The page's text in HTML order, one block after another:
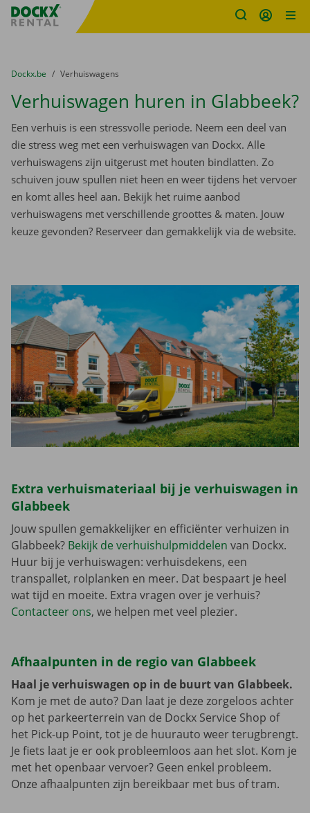
Fratello DEMO
U bevindt zich hier:
van
Dockx.be naar
Verhuiswagens
Verhuiswagen huren in Glabbeek?
Een verhuis is een stressvolle periode. Neem een deel van
die stress weg met een verhuiswagen van Dockx. Alle
verhuiswagens zijn uitgerust met houten bindlatten. Zo
schuiven jouw spullen niet heen en weer tijdens het vervoer
en komt alles heel aan. Bekijk het ruime aanbod
verhuiswagens met verschillende groottes & maten. Jouw
keuze gevonden? Reserveer dan gemakkelijk via de website.
Extra verhuismateriaal bij je verhuiswagen in
Glabbeek
Jouw spullen gemakkelijker en efficiënter verhuizen in
Glabbeek? Bekijk de verhuishulpmiddelen van Dockx.
Huur bij je verhuiswagen: verhuisdekens, een
transpallet, rolplanken en meer. Dat bespaart je heel
wat tijd en moeite. Extra vragen over je verhuis?
Contacteer ons, we helpen met veel plezier.
Afhaalpunten in de regio van Glabbeek
Haal je verhuiswagen op in de buurt van Glabbeek.
Kom je met de auto? Dan laat je deze zorgeloos achter
op het parkeerterrein van de Dockx Service Shop of
het Pick-up Point, tot je de huurauto weer terugbrengt.
Je fiets laat je er ook probleemloos aan het slot. Kom je
met het openbaar vervoer? Geen enkel probleem.
Onze afhaalpunten zijn bereikbaar met bus of tram.